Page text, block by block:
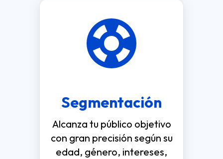
Segmentación
Alcanza tu público objetivo
con gran precisión según su
edad, género, intereses,